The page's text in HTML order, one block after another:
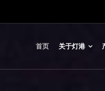
首页 关于灯港